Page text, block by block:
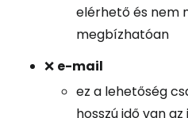
elérhető és nem
megbízhatóan
❌ e-mail
ez a lehetőség
hosszú idő van az